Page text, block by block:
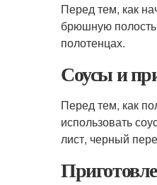
Перед тем, как
брюшную
полотенцах.
Соусы и
Перед тем, как
использовать
лист, черный